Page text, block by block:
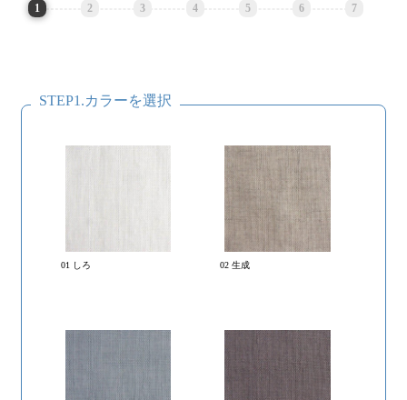
1 2 3 4 5 6 7
STEP1.カラーを選択
01 しろ 02 生成